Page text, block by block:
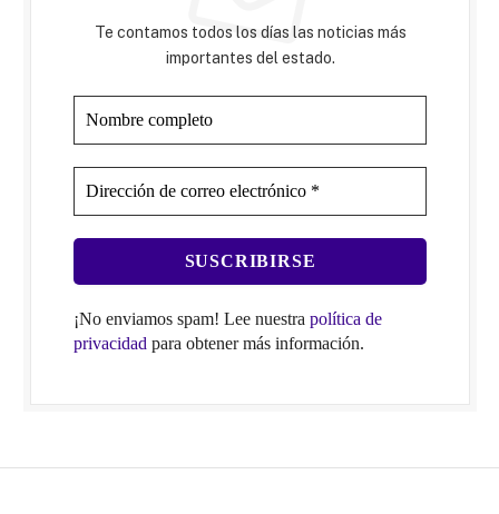
Te contamos todos los días las noticias más
importantes del estado.
¡No enviamos spam! Lee nuestra política de
privacidad para obtener más información.